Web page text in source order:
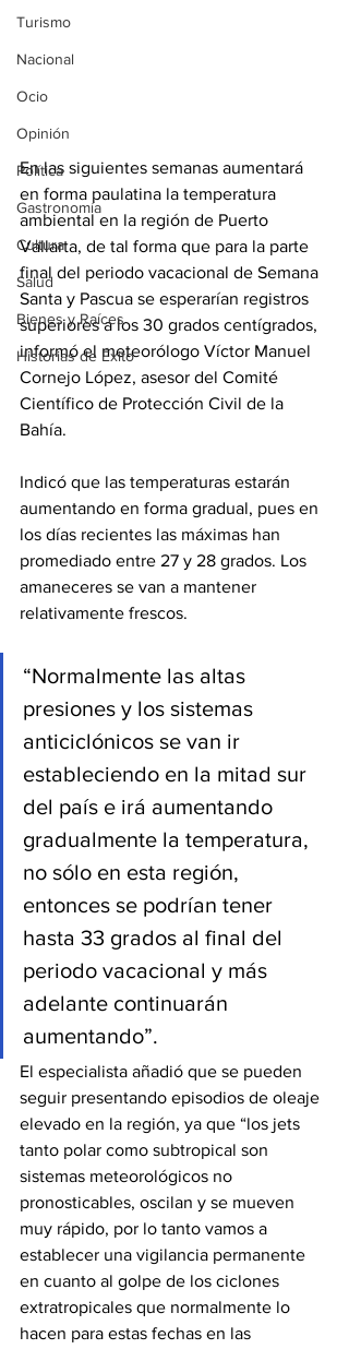
Turismo
Nacional
Ocio
Opinión
Política
Gastronomía
Cultura
Salud
Bienes y Raíces
Historias de Éxito
En las siguientes semanas aumentará
en forma paulatina la temperatura
ambiental en la región de Puerto
Vallarta, de tal forma que para la parte
final del periodo vacacional de Semana
Santa y Pascua se esperarían registros
superiores a los 30 grados centígrados,
informó el meteorólogo Víctor Manuel
Cornejo López, asesor del Comité
Científico de Protección Civil de la
Bahía.
Indicó que las temperaturas estarán
aumentando en forma gradual, pues en
los días recientes las máximas han
promediado entre 27 y 28 grados. Los
amaneceres se van a mantener
relativamente frescos.
“Normalmente las altas
presiones y los sistemas
anticiclónicos se van ir
estableciendo en la mitad sur
del país e irá aumentando
gradualmente la temperatura,
no sólo en esta región,
entonces se podrían tener
hasta 33 grados al final del
periodo vacacional y más
adelante continuarán
aumentando”.
El especialista añadió que se pueden
seguir presentando episodios de oleaje
elevado en la región, ya que “los jets
tanto polar como subtropical son
sistemas meteorológicos no
pronosticables, oscilan y se mueven
muy rápido, por lo tanto vamos a
establecer una vigilancia permanente
en cuanto al golpe de los ciclones
extratropicales que normalmente lo
hacen para estas fechas en las